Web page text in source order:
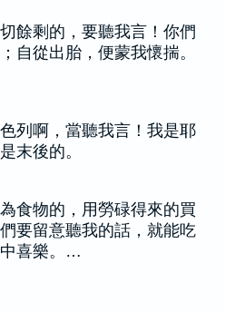
餘剩的，要聽我言！你們
自從出胎，便蒙我懷揣。
列啊，當聽我言！我是耶
末後的。
食物的，用勞碌得來的買
要留意聽我的話，就能吃
喜樂。…